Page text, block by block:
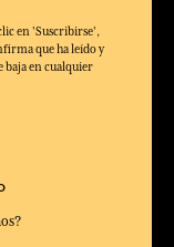
en 'Suscribirse',
que ha leído y
baja en cualquier